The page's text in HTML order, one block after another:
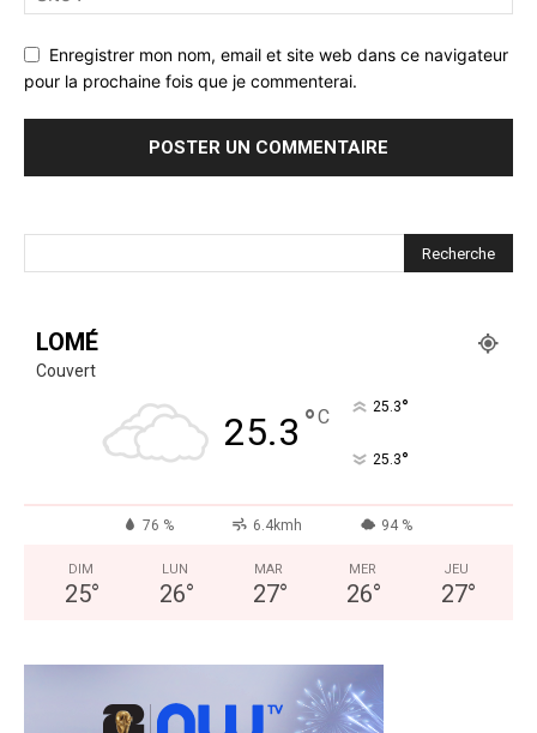
Enregistrer mon nom, email et site web dans ce navigateur
pour la prochaine fois que je commenterai.
LOMÉ
Couvert
25.3 °C 25.3°
25.3°
76 % 6.4kmh 94 %
DIM
25°
LUN
26°
MAR
27°
MER
26°
JEU
27°